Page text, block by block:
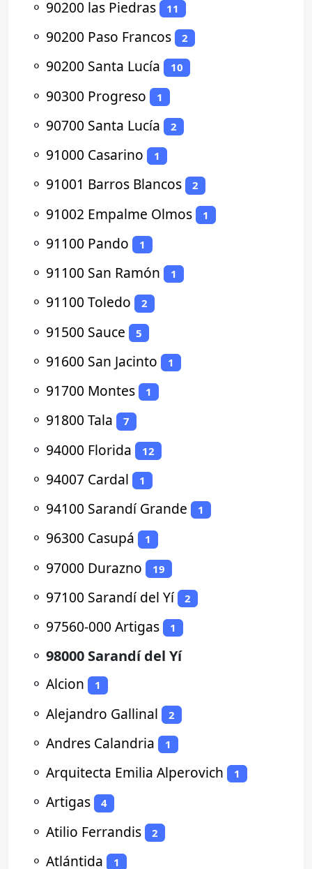
⚬ 90200 las Piedras 11
⚬ 90200 Paso Francos 2
⚬ 90200 Santa Lucía 10
⚬ 90300 Progreso 1
⚬ 90700 Santa Lucía 2
⚬ 91000 Casarino 1
⚬ 91001 Barros Blancos 2
⚬ 91002 Empalme Olmos 1
⚬ 91100 Pando 1
⚬ 91100 San Ramón 1
⚬ 91100 Toledo 2
⚬ 91500 Sauce 5
⚬ 91600 San Jacinto 1
⚬ 91700 Montes 1
⚬ 91800 Tala 7
⚬ 94000 Florida 12
⚬ 94007 Cardal 1
⚬ 94100 Sarandí Grande 1
⚬ 96300 Casupá 1
⚬ 97000 Durazno 19
⚬ 97100 Sarandí del Yí 2
⚬ 97560-000 Artigas 1
⚬ 98000 Sarandí del Yí
⚬ Alcion 1
⚬ Alejandro Gallinal 2
⚬ Andres Calandria 1
⚬ Arquitecta Emilia Alperovich 1
⚬ Artigas 4
⚬ Atilio Ferrandis 2
⚬ Atlántida 1